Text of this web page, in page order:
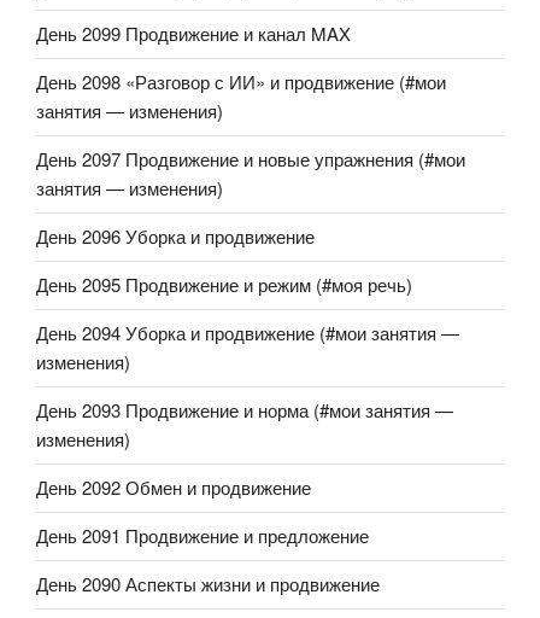
День 2099 Продвижение и канал MAX
День 2098 «Разговор с ИИ» и продвижение (#мои
занятия — изменения)
День 2097 Продвижение и новые упражнения (#мои
занятия — изменения)
День 2096 Уборка и продвижение
День 2095 Продвижение и режим (#моя речь)
День 2094 Уборка и продвижение (#мои занятия —
изменения)
День 2093 Продвижение и норма (#мои занятия —
изменения)
День 2092 Обмен и продвижение
День 2091 Продвижение и предложение
День 2090 Аспекты жизни и продвижение